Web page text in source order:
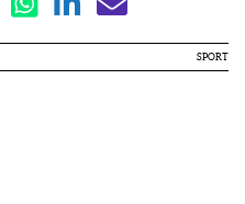
SPORT